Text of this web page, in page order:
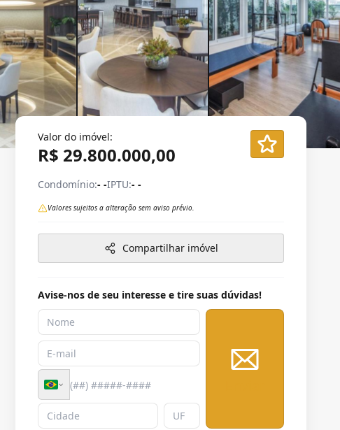
Valor do imóvel:
R$ 29.800.000,00
Condomínio:- -IPTU:- -
Valores sujeitos a alteração sem aviso prévio.
Compartilhar imóvel
Avise-nos de seu interesse e tire suas dúvidas!